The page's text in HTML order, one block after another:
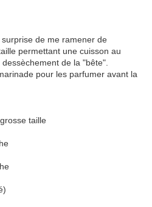
de me ramener de
permettant une cuisson au
de la "bête".
pour les parfumer avant la
taille